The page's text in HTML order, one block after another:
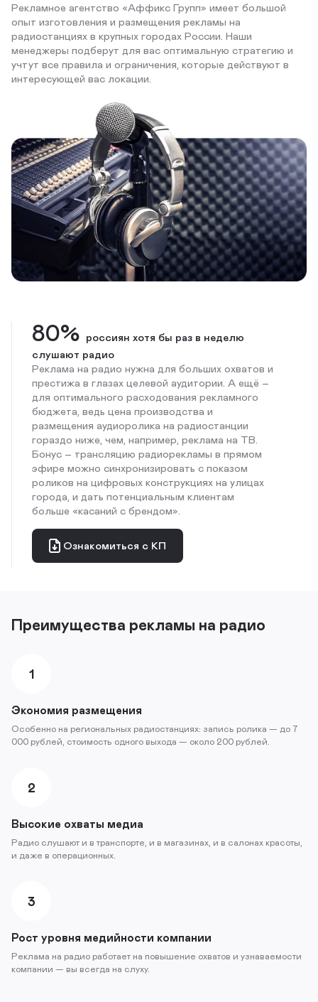
Рекламное агентство «Аффикс Групп» имеет большой
опыт изготовления и размещения рекламы на
радиостанциях в крупных городах России. Наши
менеджеры подберут для вас оптимальную стратегию и
учтут все правила и ограничения, которые действуют в
интересующей вас локации.
80% россиян хотя бы раз в неделю
слушают радио
Реклама на радио нужна для больших охватов и
престижа в глазах целевой аудитории. А ещё –
для оптимального расходования рекламного
бюджета, ведь цена производства и
размещения аудиоролика на радиостанции
гораздо ниже, чем, например, реклама на ТВ.
Бонус – трансляцию радиорекламы в прямом
эфире можно синхронизировать с показом
роликов на цифровых конструкциях на улицах
города, и дать потенциальным клиентам
больше «касаний с брендом».
Ознакомиться с КП
Преимущества рекламы на радио
1
Экономия размещения
Особенно на региональных радиостанциях: запись ролика — до 7
000 рублей, стоимость одного выхода — около 200 рублей.
2
Высокие охваты медиа
Радио слушают и в транспорте, и в магазинах, и в салонах красоты,
и даже в операционных.
3
Рост уровня медийности компании
Реклама на радио работает на повышение охватов и узнаваемости
компании — вы всегда на слуху.